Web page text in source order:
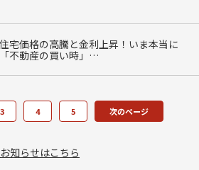
住宅価格の高騰と金利上昇！いま本当に
「不動産の買い時」…
3 4 5 次のページ
お知らせはこちら